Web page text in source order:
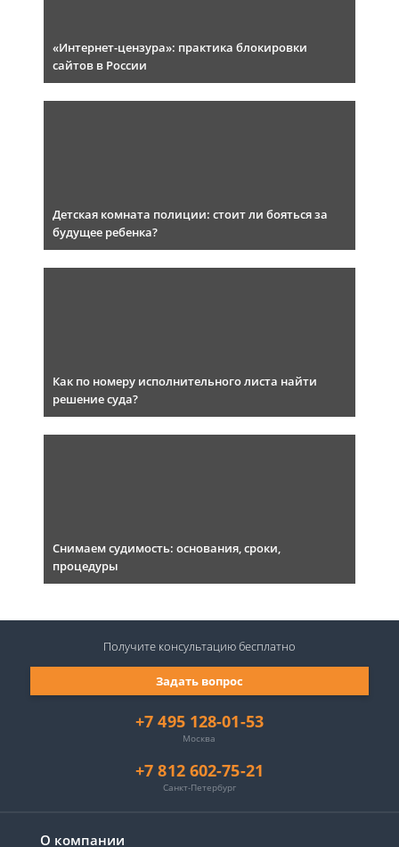
«Интернет-цензура»: практика блокировки
сайтов в России
Детская комната полиции: стоит ли бояться за
будущее ребенка?
Как по номеру исполнительного листа найти
решение суда?
Снимаем судимость: основания, сроки,
процедуры
О компании
+7 495 128-01-53
Москва
+7 812 602-75-21
Санкт-Петербург
Задать вопрос
Получите консультациюбесплатно